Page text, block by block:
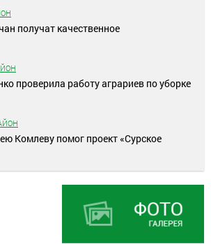
получат качественное
проверила работу аграриев по уборке
Комлеву помог проект «Сурское